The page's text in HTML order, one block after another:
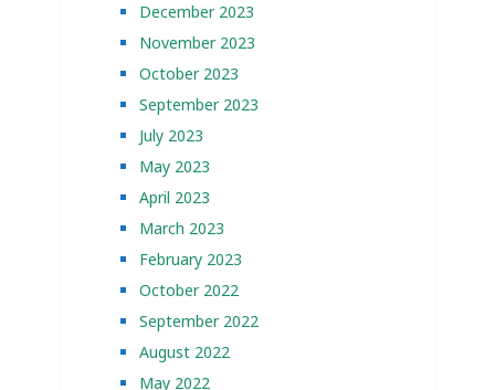
December 2023
November 2023
October 2023
September 2023
July 2023
May 2023
April 2023
March 2023
February 2023
October 2022
September 2022
August 2022
May 2022